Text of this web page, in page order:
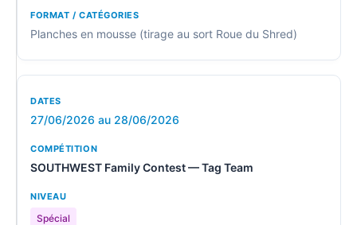
Planches en mousse (tirage au sort Roue du Shred)
27/06/2026 au 28/06/2026
SOUTHWEST Family Contest — Tag Team
Spécial